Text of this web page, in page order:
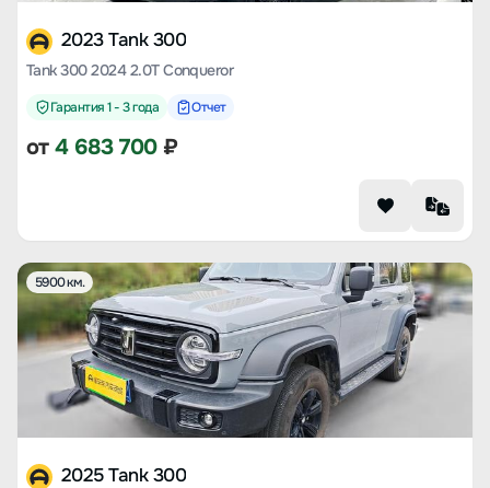
2023 Tank 300
Tank 300 2024 2.0T Conqueror
Гарантия 1 - 3 года Отчет
от4 683 700₽
5900 км.
2025 Tank 300